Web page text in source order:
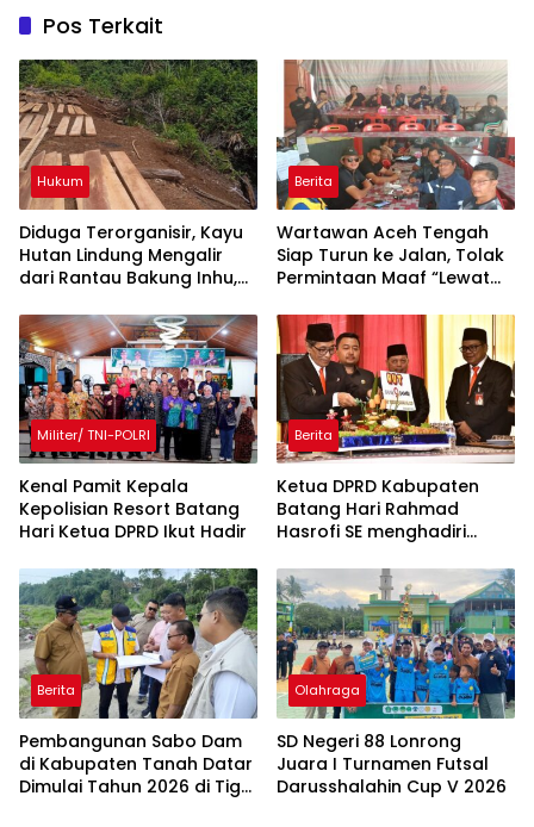
Pos Terkait
Hukum
Diduga Terorganisir, Kayu
Hutan Lindung Mengalir
dari Rantau Bakung Inhu,
Berita
Wartawan Aceh Tengah
Siap Turun ke Jalan, Tolak
Permintaan Maaf “Lewat
Militer/ TNI-POLRI
Kenal Pamit Kepala
Kepolisian Resort Batang
Hari ‎Ketua DPRD Ikut Hadir
Berita
Ketua DPRD Kabupaten
Batang Hari Rahmad
Hasrofi SE menghadiri
Bank Jambi
Berita
Pembangunan Sabo Dam
di Kabupaten Tanah Datar
Dimulai Tahun 2026 di Tiga
Olahraga
SD Negeri 88 Lonrong
Juara I Turnamen Futsal
Darusshalahin Cup V 2026